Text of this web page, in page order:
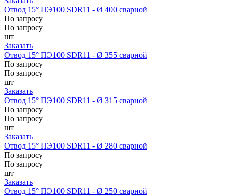
Отвод 15° ПЭ100 SDR11 - Ø 400 сварной
По запросу
По запросу
шт
Заказать
Отвод 15° ПЭ100 SDR11 - Ø 355 сварной
По запросу
По запросу
шт
Заказать
Отвод 15° ПЭ100 SDR11 - Ø 315 сварной
По запросу
По запросу
шт
Заказать
Отвод 15° ПЭ100 SDR11 - Ø 280 сварной
По запросу
По запросу
шт
Заказать
Отвод 15° ПЭ100 SDR11 - Ø 250 сварной